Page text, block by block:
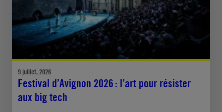
9 juillet, 2026
Festival d’Avignon 2026 : l’art pour résister
aux big tech